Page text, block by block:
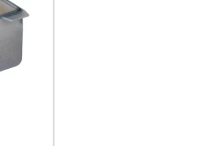
do seu consentimento para
o serviço Google Maps!
is not permitted to load due